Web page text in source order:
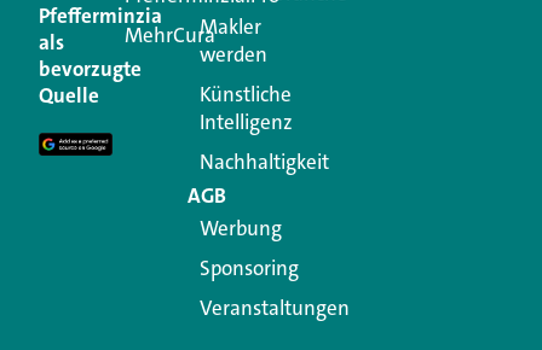
Ihre E-Mail-Adresse wird nicht veröffentlicht.
Erforderliche Felder sind mit
Kommentar
Pfefferminzia
als
bevorzugte
Quelle
MehrCuraMakler
werden
Künstliche
Intelligenz
Nachhaltigkeit
AGB
Werbung
Sponsoring
Veranstaltungen